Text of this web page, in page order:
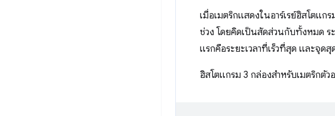
เมื่อเมตริกแสดงในอาร์เรย์ฮิสโตแก
ช่วง โดยคิดเป็นสัดส่วนกับทั้งหมด
แรกคือระยะเวลาที่เร็วที่สุด และจุดสุ
ฮิสโตแกรม 3 กล่องสําหรับเมตริกตั